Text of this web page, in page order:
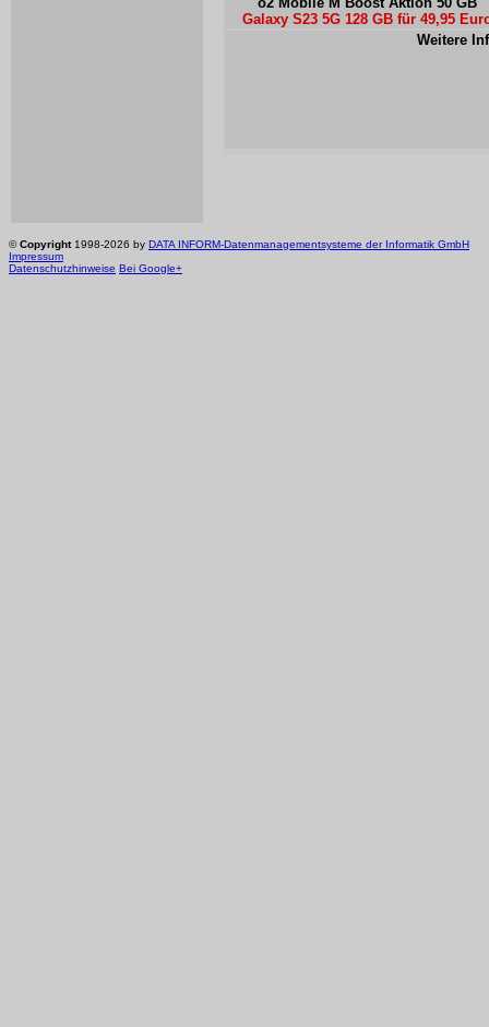
Galaxy S23 5G 128 GB für 49,95
Weitere
©Copyright1998-2026 by DATA INFORM-Datenmanagementsysteme der Informatik GmbH
Impressum
Datenschutzhinweise Bei Google+